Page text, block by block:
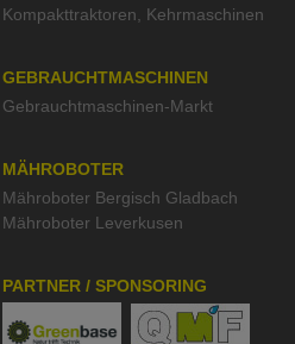
Kompakttraktoren
Kehrmaschinen
GEBRAUCHTMASCHINEN
Gebrauchtmaschinen-Markt
MÄHROBOTER
Mähroboter Bergisch Gladbach
Mähroboter Leverkusen
PARTNER / SPONSORING